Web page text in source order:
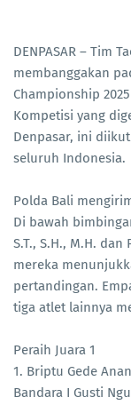
DENPASAR – Tim
membanggakan
Championship
Kompetisi yang
Denpasar, ini
seluruh Indonesia.
Polda Bali
Di bawah
S.T., S.H., M.H.
mereka
pertandingan.
tiga atlet lainnya
Peraih Juara 1
1. Briptu Gede
Bandara I Gusti